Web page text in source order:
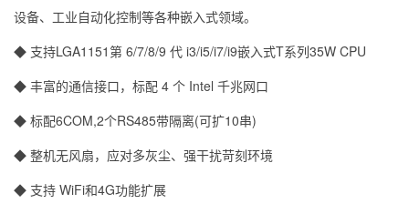
设备、工业自动化控制等各种嵌入式领域。
◆ 支持LGA1151第 6/7/8/9 代 i3/i5/i7/i9嵌入式T系列35W CPU
◆ 丰富的通信接口，标配 4 个 Intel 千兆网口
◆ 标配6COM,2个RS485带隔离(可扩10串)
◆ 整机无风扇，应对多灰尘、强干扰苛刻环境
◆ 支持 WiFi和4G功能扩展